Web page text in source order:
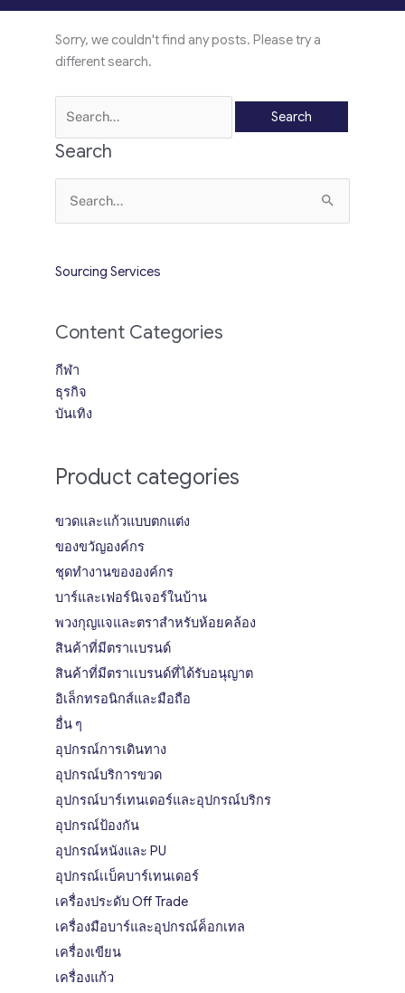
Sorry, we couldn't find any posts. Please try a
different search.
Search
for:
Sourcing Services
Content Categories
กีฬา
ธุรกิจ
บันเทิง
Product categories
ขวดและแก้วแบบตกแต่ง
ของขวัญองค์กร
ชุดทำงานขององค์กร
บาร์และเฟอร์นิเจอร์ในบ้าน
พวงกุญแจและตราสำหรับห้อยคล้อง
สินค้าที่มีตราเเบรนด์
สินค้าที่มีตราเเบรนด์ที่ได้รับอนุญาต
อิเล็กทรอนิกส์และมือถือ
อื่น ๆ
อุปกรณ์การเดินทาง
อุปกรณ์บริการขวด
อุปกรณ์บาร์เทนเดอร์และอุปกรณ์บริกร
อุปกรณ์ป้องกัน
อุปกรณ์หนังและ PU
อุปกรณ์เเบ็คบาร์เทนเดอร์
เครื่องประดับ Off Trade
เครื่องมือบาร์และอุปกรณ์ค็อกเทล
เครื่องเขียน
เครื่องแก้ว